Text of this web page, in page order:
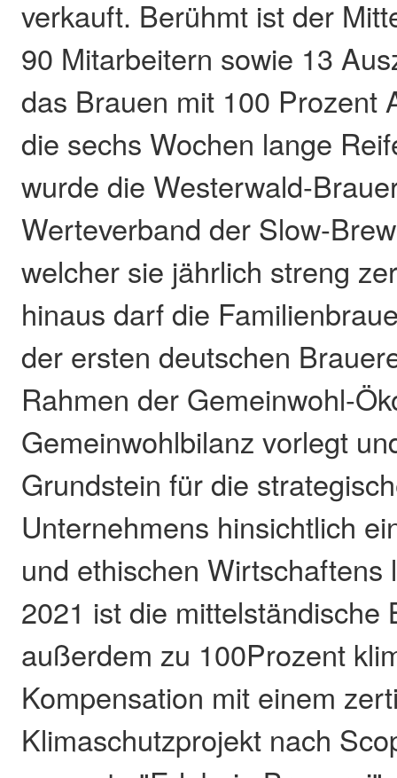
verkauft. Berühmt ist der
90 Mitarbeitern sowie 13
das Brauen mit 100 Prozent
die sechs Wochen lange
wurde die Westerwald-
Werteverband der Slow-
welcher sie jährlich streng
hinaus darf die
der ersten deutschen
Rahmen der Gemeinwohl-
Gemeinwohlbilanz vorlegt
Grundstein für die
Unternehmens hinsichtlich
und ethischen Wirtschaftens
2021 ist die mittelständische
außerdem zu 100Prozent
Kompensation mit einem
Klimaschutzprojekt nach